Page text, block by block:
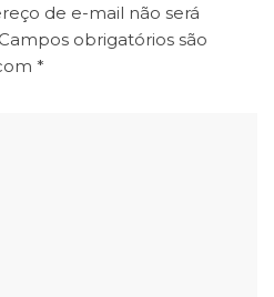
de e-mail não será
Campos obrigatórios são
*